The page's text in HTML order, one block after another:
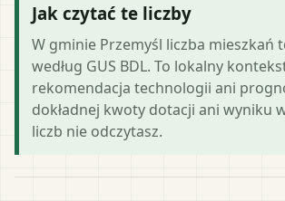
Jak czytać te liczby
W gminie Przemyśl liczba mieszkań
według GUS BDL. To lokalny
rekomendacja technologii ani
dokładnej kwoty dotacji ani wyniku
liczb nie odczytasz.